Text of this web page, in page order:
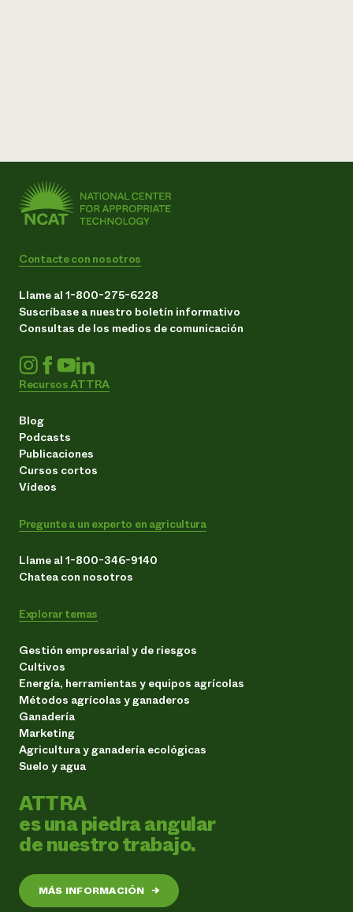
Contacte con nosotros
Llame al 1-800-275-6228
Suscríbase a nuestro boletín informativo
Consultas de los medios de comunicación
Recursos ATTRA
Blog
Podcasts
Publicaciones
Cursos cortos
Vídeos
Pregunte a un experto en agricultura
Llame al 1-800-346-9140
Chatea con nosotros
Explorar temas
Gestión empresarial y de riesgos
Cultivos
Energía, herramientas y equipos agrícolas
Métodos agrícolas y ganaderos
Ganadería
Marketing
Agricultura y ganadería ecológicas
Suelo y agua
ATTRA
es una piedra angular
de nuestro trabajo.
MÁS INFORMACIÓN →